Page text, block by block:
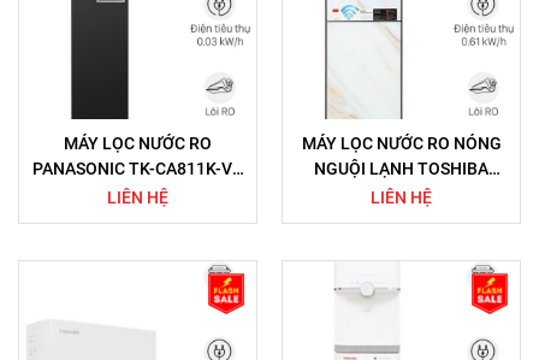
MÁY LỌC NƯỚC RO
PANASONIC TK-CA811K-VN
6 LÕI
LIÊN HỆ
MÁY LỌC NƯỚC RO NÓNG
NGUỘI LẠNH TOSHIBA
TWP-W1905SV(MB) 3 LÕI
LIÊN HỆ